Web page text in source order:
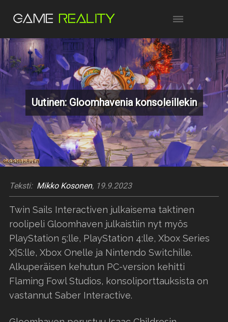
Uutinen: Gloomhavenia konsoleillekin
Teksti: Mikko Kosonen, 19.9.2023
Twin Sails Interactiven julkaisema taktinen
roolipeli Gloomhaven julkaistiin nyt myös
PlayStation 5:lle, PlayStation 4:lle, Xbox Series
X|S:lle, Xbox Onelle ja Nintendo Switchille.
Alkuperäisen kehutun PC-version kehitti
Flaming Fowl Studios, konsoliporttauksista on
vastannut Saber Interactive.